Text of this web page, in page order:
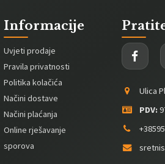
Informacije
Uvjeti prodaje
Pravila privatnosti
Politika kolačića
Načini dostave
Načini plaćanja
Online rješavanje
sporova
Ulica
PDV: